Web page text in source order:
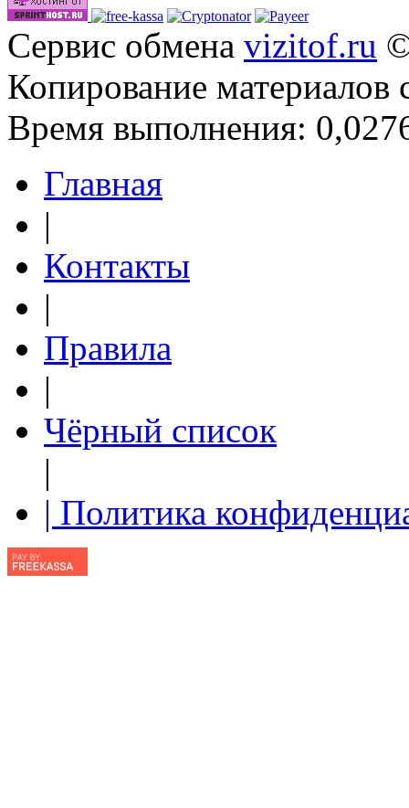
Сервис обмена vizitof.ru
Копирование материалов
Время выполнения:
Главная
|
Контакты
|
Правила
|
Чёрный список
|
| Политика